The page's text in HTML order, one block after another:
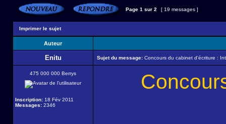
Page 1 sur 2 [ 19 messages ]
Imprimer le sujet
Auteur
Enitu Sujet du message: Concours du cabinet d'écriture :
475 000 000 Berrys
Inscription: 18 Fév 2011
Messages: 2346